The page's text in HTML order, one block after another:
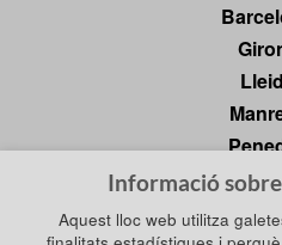
Informació
Aquest lloc web utilitza